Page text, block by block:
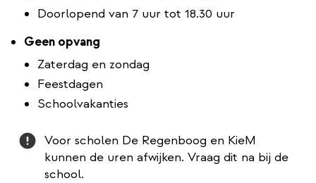
Doorlopend van 7 uur tot 18.30 uur
Geen opvang
Zaterdag en zondag
Feestdagen
Schoolvakanties
Attention
Voor scholen De Regenboog en KieM
kunnen de uren afwijken. Vraag dit na bij de
school.